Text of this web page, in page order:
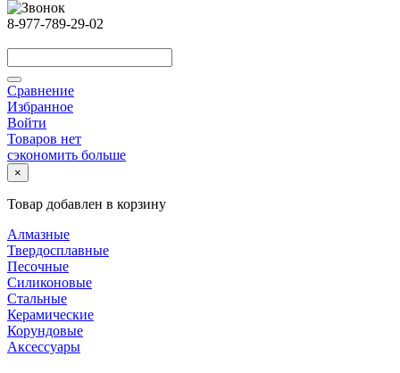
8-977-789-29-02
Сравнение
Избранное
Войти
Товаров нет
сэкономить больше
×
Товар добавлен в корзину
Алмазные
Твердосплавные
Песочные
Силиконовые
Стальные
Керамические
Корундовые
Аксессуары